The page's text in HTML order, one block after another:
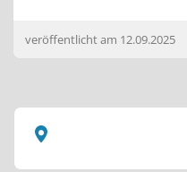
veröffentlicht am 12.09.2025